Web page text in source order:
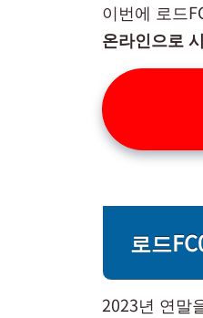
이번에 로드
온라인으로
로드
2023년 연말